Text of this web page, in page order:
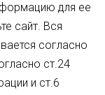
для ее
сайт. Вся
согласно
ст.24
и ст.6